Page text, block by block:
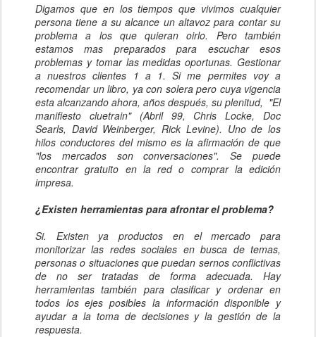
Digamos que en los tiempos que vivimos cualquier
persona tiene a su alcance un altavoz para contar su
problema a los que quieran oirlo. Pero también
estamos mas preparados para escuchar esos
problemas y tomar las medidas oportunas. Gestionar
a nuestros clientes 1 a 1. Si me permites voy a
recomendar un libro, ya con solera pero cuya vigencia
esta alcanzando ahora, años después, su plenitud, "El
manifiesto cluetrain" (Abril 99, Chris Locke, Doc
Searls, David Weinberger, Rick Levine). Uno de los
hilos conductores del mismo es la afirmación de que
"los mercados son conversaciones". Se puede
encontrar gratuito en la red o comprar la edición
impresa.
¿Existen herramientas para afrontar el problema?
Si. Existen ya productos en el mercado para
monitorizar las redes sociales en busca de temas,
personas o situaciones que puedan sernos conflictivas
de no ser tratadas de forma adecuada. Hay
herramientas también para clasificar y ordenar en
todos los ejes posibles la información disponible y
ayudar a la toma de decisiones y la gestión de la
respuesta.